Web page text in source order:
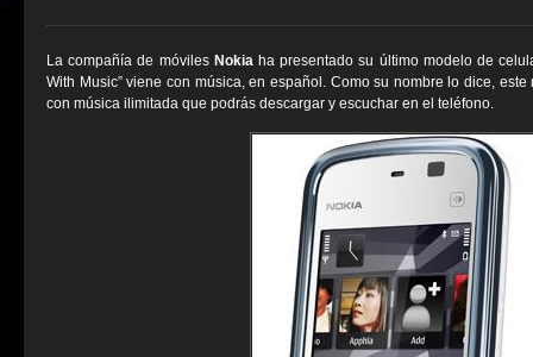
La compañía de móviles Nokiaha presentado su último modelo de
With Music” viene con música, en español. Como su nombre lo dice,
con música ilimitada que podrás descargar y escuchar en el teléfono.